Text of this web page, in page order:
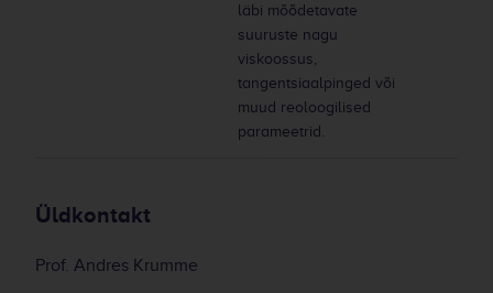
läbi mõõdetavate
suuruste nagu
viskoossus,
tangentsiaalpinged või
muud reoloogilised
parameetrid.
Üldkontakt
Prof. Andres Krumme